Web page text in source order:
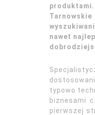
Tarnowskie
nawet
typowo
biznesami
pierwszej